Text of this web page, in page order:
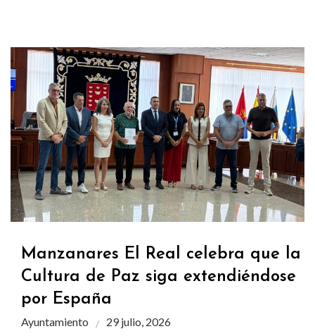
Manzanares El Real celebra que la
Cultura de Paz siga extendiéndose
por España
Ayuntamiento 29 julio, 2026